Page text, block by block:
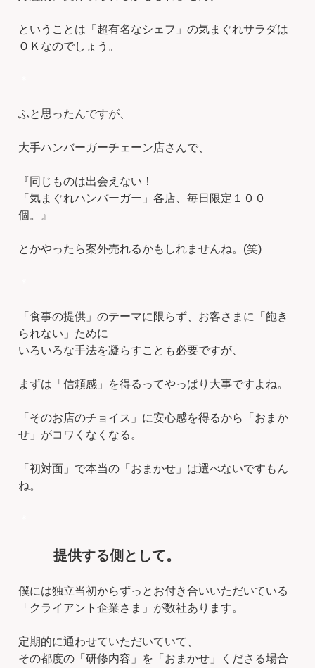
ということは「超有名なシェフ」の気まぐれサラダは
ＯＫなのでしょう。
ふと思ったんですが、
大手ハンバーガーチェーン店さんで、
『同じものは出会えない！
「気まぐれハンバーガー」各店、毎日限定１００
個。』
とかやったら案外売れるかもしれませんね。(笑)
「食事の提供」のテーマに限らず、お客さまに「飽き
られない」ために
いろいろな手法を凝らすことも必要ですが、
まずは「信頼感」を得るってやっぱり大事ですよね。
「そのお店のチョイス」に安心感を得るから「おまか
せ」がコワくなくなる。
「初対面」で本当の「おまかせ」は選べないですもん
ね。
提供する側として。
僕には独立当初からずっとお付き合いいただいている
「クライアント企業さま」が数社あります。
定期的に通わせていただいていて、
その都度の「研修内容」を「おまかせ」くださる場合